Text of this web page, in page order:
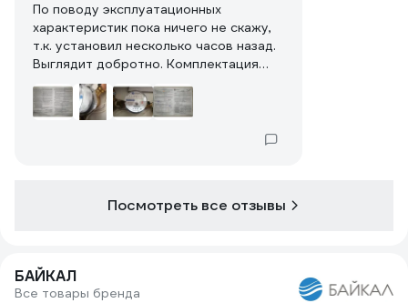
По поводу эксплуатационных
характеристик пока ничего не скажу,
т.к. установил несколько часов назад.
Выглядит добротно. Комплектация
богатая. Но пломба-наклейка и
условия гарантии не внушают
доверия.
Больше такой счетчик не куплю... и
Посмотреть все отзывы
БАЙКАЛ
Все товары бренда